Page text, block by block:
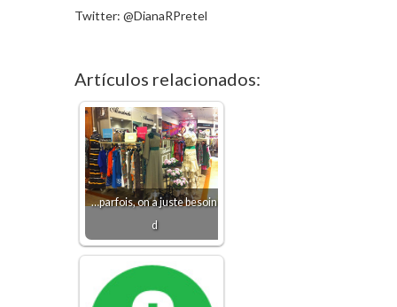
Twitter: @DianaRPretel
Artículos relacionados:
…parfois, on a juste besoin
d